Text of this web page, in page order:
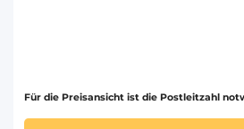
Für die Preisansicht ist die Postleitzahl